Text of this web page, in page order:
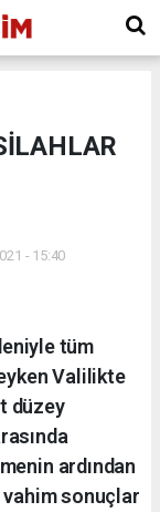
- 15:40
tüm
Valilikte
düzey
ardından
sonuçlar